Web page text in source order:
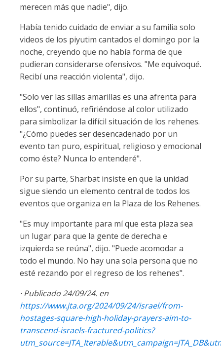
merecen más que nadie", dijo.
Había tenido cuidado de enviar a su familia solo
videos de los piyutim cantados el domingo por la
noche, creyendo que no había forma de que
pudieran considerarse ofensivos. "Me equivoqué.
Recibí una reacción violenta", dijo.
"Solo ver las sillas amarillas es una afrenta para
ellos", continuó, refiriéndose al color utilizado
para simbolizar la difícil situación de los rehenes.
"¿Cómo puedes ser desencadenado por un
evento tan puro, espiritual, religioso y emocional
como éste? Nunca lo entenderé".
Por su parte, Sharbat insiste en que la unidad
sigue siendo un elemento central de todos los
eventos que organiza en la Plaza de los Rehenes.
"Es muy importante para mí que esta plaza sea
un lugar para que la gente de derecha e
izquierda se reúna", dijo. "Puede acomodar a
todo el mundo. No hay una sola persona que no
esté rezando por el regreso de los rehenes".
· Publicado 24/09/24. en
https://www.jta.org/2024/09/24/israel/from-
hostages-square-high-holiday-prayers-aim-to-
transcend-israels-fractured-politics?